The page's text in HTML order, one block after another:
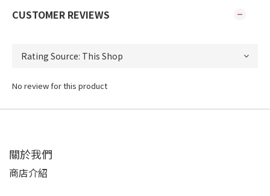
CUSTOMER REVIEWS
No review for this product
關於我們
商店介紹